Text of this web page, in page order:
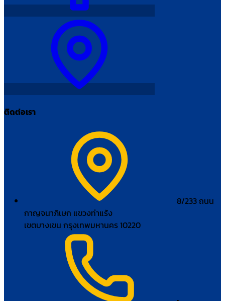
ติดต่อเรา
8/233 ถนน
กาญจนาภิเษก แขวงท่าแร้ง
เขตบางเขน กรุงเทพมหานคร 10220